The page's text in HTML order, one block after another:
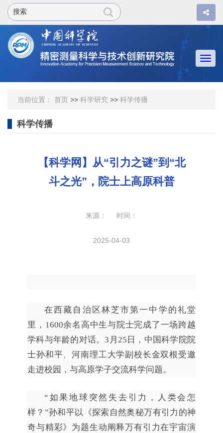
当前位置： 首页 >> 科学研究 >> 科学传播
科学传播
【科学网】从“引力之谜”到“北
斗之光”，院士上高原科普
来源： 时间：
2025-04-03
在西藏自治区林芝市第一中学的礼堂
里，1600余名高中生与院士完成了一场跨越
学科与年龄的对话。3月25日，中国科学院院
士孙和平、河南理工大学副校长金双根受邀
走进校园，与高原学子交流科学问题。
“如果地球突然失去引力，人类会怎
样？”孙和平以《探索自然奥秘万有引力的神
奇与精彩》为题生动阐释万有引力在宇宙演